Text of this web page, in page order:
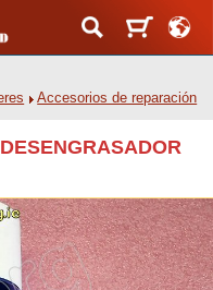
Accesorios de reparación